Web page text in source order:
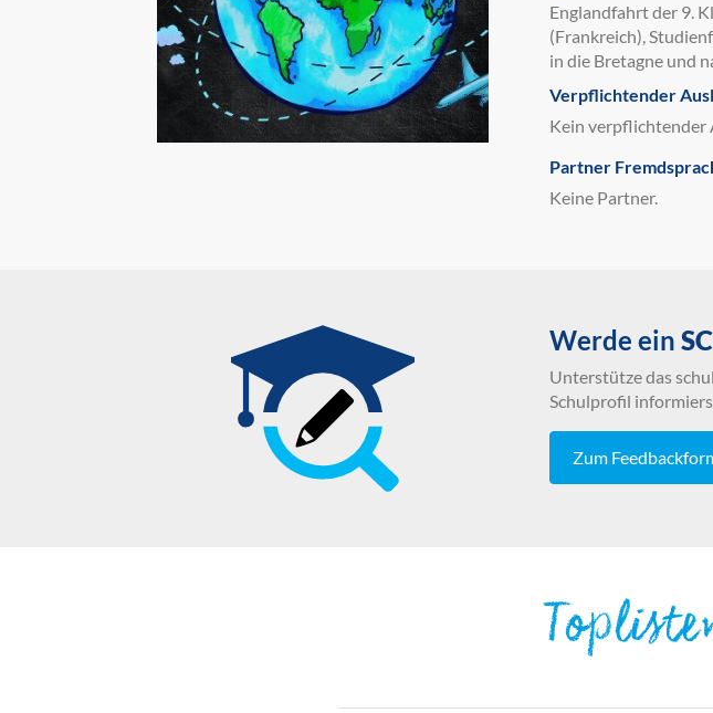
Englandfahrt der 9.
(Frankreich),
in die Bretagne und
Verpflichtender
Kein verpflichtender
Partner
Keine Partner.
Werde ein
Unterstütze das
Schulprofil
Zum